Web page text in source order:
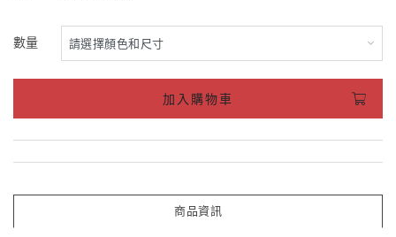
數量
加入購物車
商品資訊